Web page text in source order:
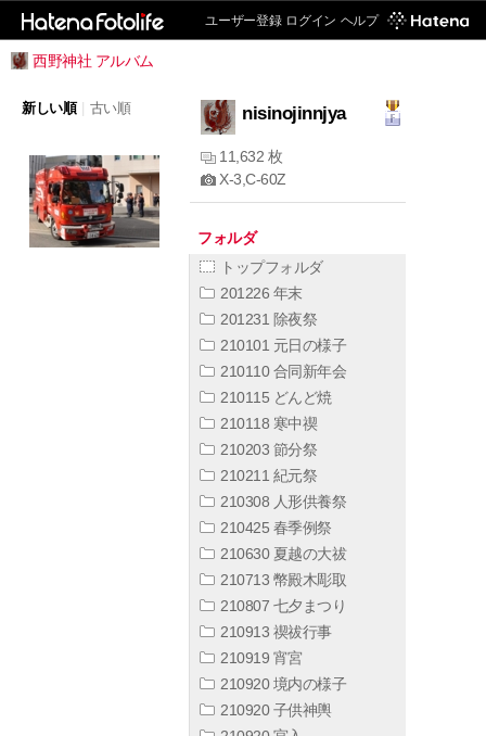
ユーザー登録 ログイン ヘルプ
西野神社 アルバム
新しい順 | 古い順 nisinojinnjya
11,632 枚
X-3,C-60Z
フォルダ
トップフォルダ
201226 年末
201231 除夜祭
210101 元日の様子
210110 合同新年会
210115 どんど焼
210118 寒中禊
210203 節分祭
210211 紀元祭
210308 人形供養祭
210425 春季例祭
210630 夏越の大祓
210713 幣殿木彫取
210807 七夕まつり
210913 禊祓行事
210919 宵宮
210920 境内の様子
210920 子供神輿